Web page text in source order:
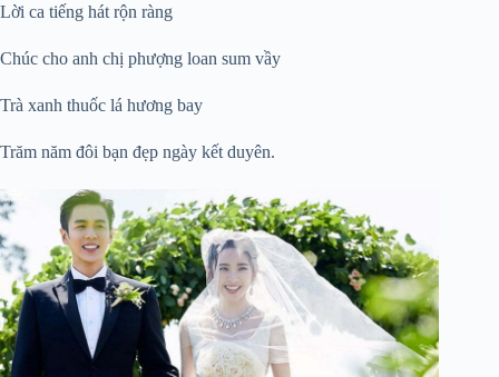
Lời ca tiếng hát rộn ràng
Chúc cho anh chị phượng loan sum vầy
Trà xanh thuốc lá hương bay
Trăm năm đôi bạn đẹp ngày kết duyên.